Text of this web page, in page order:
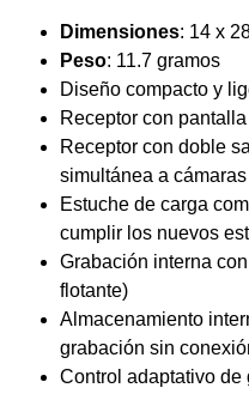
Dimensiones: 14 x
Peso: 11.7 gramos
Diseño compacto y
Receptor con
Receptor con doble
simultánea a
Estuche de carga
cumplir los nuevos
Grabación interna
flotante)
Almacenamiento
grabación sin
Control adaptativo de